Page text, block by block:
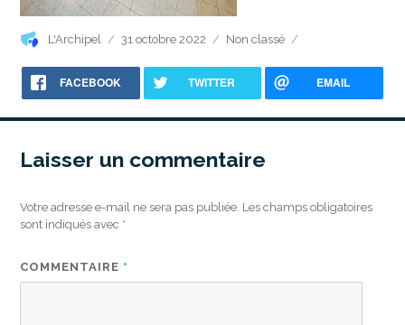
Auteur
L'Archipel
Publié
31 octobre 2022 Catégories
Non classé
FACEBOOK TWITTER EMAIL
Laisser un commentaire
Votre adresse e-mail ne sera pas publiée. Les champs obligatoires
sont indiqués avec *
COMMENTAIRE *